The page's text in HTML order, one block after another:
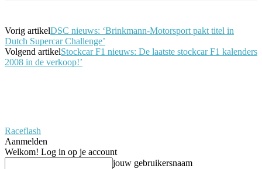
Vorig artikelDSC nieuws: ‘Brinkmann-Motorsport pakt titel in
Dutch Supercar Challenge’
Volgend artikelStockcar F1 nieuws: De laatste stockcar F1 kalenders
2008 in de verkoop!’
Raceflash
Aanmelden
Welkom! Log in op je account
jouw gebruikersnaam